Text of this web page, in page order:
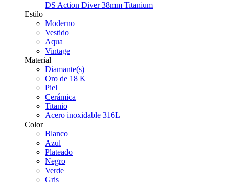
DS Action Diver 38mm Titanium
Estilo
Moderno
Vestido
Aqua
Vintage
Material
Diamante(s)
Oro de 18 K
Piel
Cerámica
Titanio
Acero inoxidable 316L
Color
Blanco
Azul
Plateado
Negro
Verde
Gris